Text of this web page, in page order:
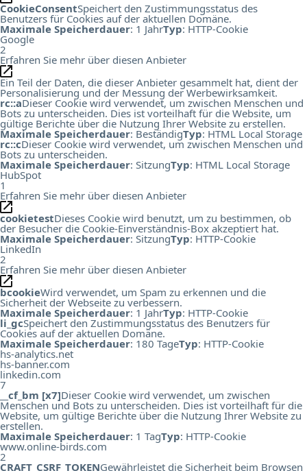
CookieConsentSpeichert den Zustimmungsstatus des
Benutzers für Cookies auf der aktuellen Domäne.
Maximale Speicherdauer: 1 JahrTyp: HTTP-Cookie
Google
2
Erfahren Sie mehr über diesen Anbieter
Ein Teil der Daten, die dieser Anbieter gesammelt hat, dient der
Personalisierung und der Messung der Werbewirksamkeit.
rc::aDieser Cookie wird verwendet, um zwischen Menschen und
Bots zu unterscheiden. Dies ist vorteilhaft für die Website, um
gültige Berichte über die Nutzung Ihrer Website zu erstellen.
Maximale Speicherdauer: BeständigTyp: HTML Local Storage
rc::cDieser Cookie wird verwendet, um zwischen Menschen und
Bots zu unterscheiden.
Maximale Speicherdauer: SitzungTyp: HTML Local Storage
HubSpot
1
Erfahren Sie mehr über diesen Anbieter
cookietestDieses Cookie wird benutzt, um zu bestimmen, ob
der Besucher die Cookie-Einverständnis-Box akzeptiert hat.
Maximale Speicherdauer: SitzungTyp: HTTP-Cookie
LinkedIn
2
Erfahren Sie mehr über diesen Anbieter
bcookieWird verwendet, um Spam zu erkennen und die
Sicherheit der Webseite zu verbessern.
Maximale Speicherdauer: 1 JahrTyp: HTTP-Cookie
li_gcSpeichert den Zustimmungsstatus des Benutzers für
Cookies auf der aktuellen Domäne.
Maximale Speicherdauer: 180 TageTyp: HTTP-Cookie
hs-analytics.net
hs-banner.com
linkedin.com
7
__cf_bm [x7]Dieser Cookie wird verwendet, um zwischen
Menschen und Bots zu unterscheiden. Dies ist vorteilhaft für die
Website, um gültige Berichte über die Nutzung Ihrer Website zu
erstellen.
Maximale Speicherdauer: 1 TagTyp: HTTP-Cookie
www.online-birds.com
2
CRAFT_CSRF_TOKENGewährleistet die Sicherheit beim Browsen